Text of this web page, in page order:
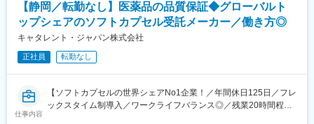
変更の範囲：会社の定める業務
が確認できたのちに入ることになりますので、新人の内から対応
を求められることはありません。
■サポート体制：不明な点は本部アプリケーションエンジニアおよ
びテクニカルサポートエンジニアがいるため、最初は専門的な知
識はそこまで持っていなくても大丈夫です。スキルを備えたあと
呼び出し手当、待機手当、時間外出勤手当などはしっかり完備さ
れております。
【静岡／転勤なし】医薬品の品質保証◆グローバルト
ップシェアのソフトカプセル受託メーカー／働き方◎
キャタレント・ジャパン株式会社
正社員 転勤なし
仕事内容
【ソフトカプセルの世界シェアNo1企業！／年間休日125日／フレ
ックスタイム制導入／ワークライフバランス◎／残業20時間程